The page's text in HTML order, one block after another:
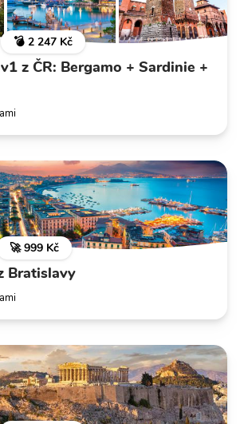
💣 2 247 Kč
z ČR: Bergamo + Sardinie +
🚀 999 Kč
Bratislavy